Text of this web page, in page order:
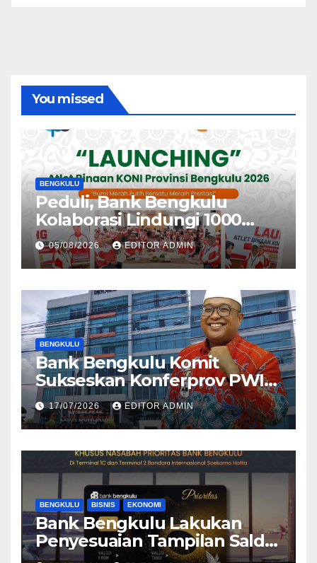
You missed
BENGKULU
Peduli, Bank Bengkulu
Kolaborasi Lindungi 1000
Atlet
05/08/2026 EDITOR ADMIN
BENGKULU
Bank Bengkulu Komit
Sukseskan Konferprov PWI
Bengkulu 2026
17/07/2026 EDITOR ADMIN
BENGKULU BISNIS EKONOMI
Bank Bengkulu Lakukan
Penyesuaian Tampilan Saldo
Efektif, Perkuat Komitmen